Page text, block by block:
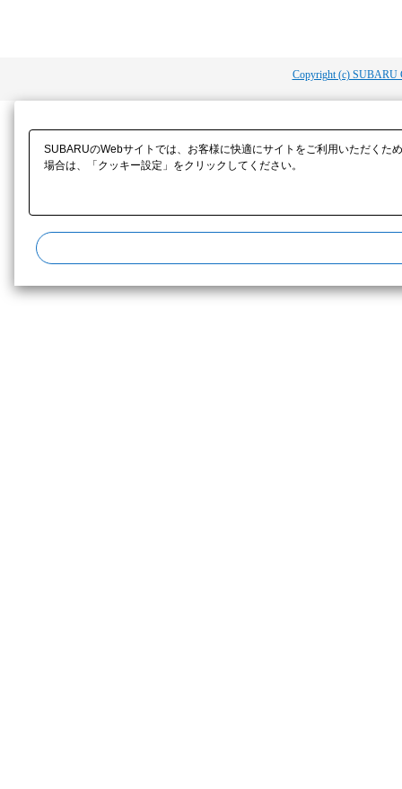
Copyright (c) SUBARU
SUBARUのWebサイトでは、お客様に快適にサイトをご利用いただく
場合は、「クッキー設定」をクリックしてください。​